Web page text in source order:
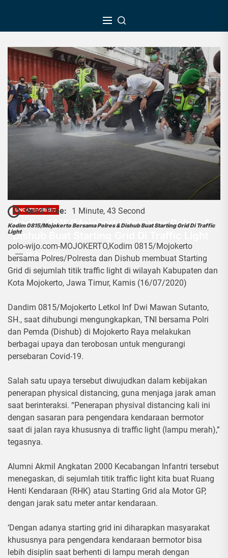
the
UNCATEGORIZED
Kodim 0815/Mojokerto Bersama Polres &
Dishub Buat Starting Grid Di Traffic Light
16 Juli 2020
Read Time: 1 Minute, 43 Second
Kodim 0815/Mojokerto Bersama Polres & Dishub Buat Starting Grid Di Traffic
Light
polo-wijo.com-MOJOKERTO,Kodim 0815/Mojokerto
bersama Polres/Polresta dan Dishub membuat Starting
Grid di sejumlah titik traffic light di wilayah Kabupaten dan
Kota Mojokerto, Jawa Timur, Kamis (16/07/2020)
Dandim 0815/Mojokerto Letkol Inf Dwi Mawan Sutanto,
SH., saat dihubungi mengungkapkan, TNI bersama Polri
dan Pemda (Dishub) di Mojokerto Raya melakukan
berbagai upaya dan terobosan untuk mengurangi
persebaran Covid-19.
Salah satu upaya tersebut diwujudkan dalam kebijakan
penerapan physical distancing, guna menjaga jarak aman
saat berinteraksi. “Penerapan physival distancing kali ini
dengan sasaran para pengendara kendaraan bermotor
saat di jalan raya khususnya di traffic light (lampu merah),”
tegasnya.
Alumni Akmil Angkatan 2000 Kecabangan Infantri tersebut
menegaskan, di sejumlah titik traffic light kita buat Ruang
Henti Kendaraan (RHK) atau Starting Grid ala Motor GP,
dengan jarak satu meter antar kendaraan.
‘Dengan adanya starting grid ini diharapkan masyarakat
khususnya para pengendara kendaraan bermotor bisa
lebih disiplin saat berhenti di lampu merah dengan